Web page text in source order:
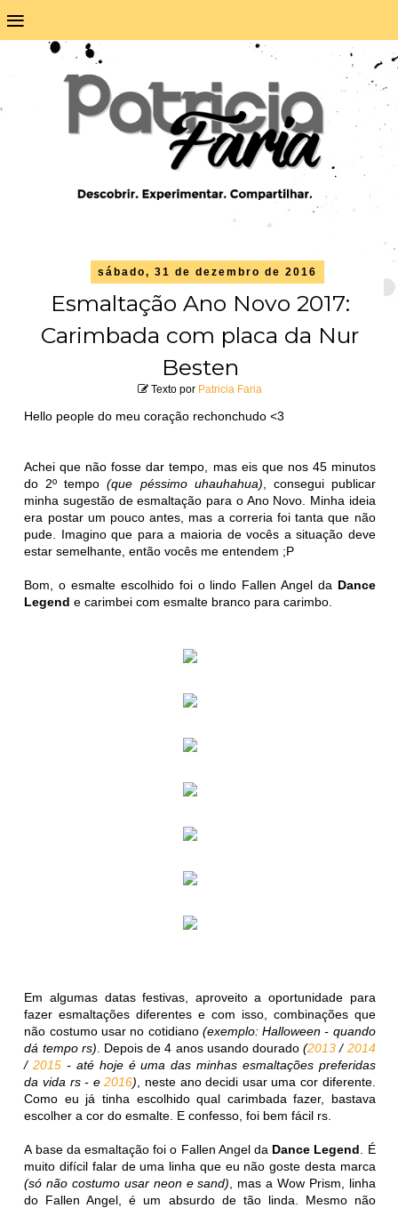
≡
sábado, 31 de dezembro de 2016
Esmaltação Ano Novo 2017:
Carimbada com placa da Nur
Besten
Texto por Patricia Faria
Hello people do meu coração rechonchudo <3
Achei que não fosse dar tempo, mas eis que nos 45 minutos
do 2º tempo(que péssimo uhauhahua) , consegui publicar
minha sugestão de esmaltação para o Ano Novo. Minha ideia
era postar um pouco antes, mas a correria foi tanta que não
pude. Imagino que para a maioria de vocês a situação deve
estar semelhante, então vocês me entendem ;P
Bom, o esmalte escolhido foi o lindo Fallen Angel da Dance
Legend e carimbei com esmalte branco para carimbo.
Em algumas datas festivas, aproveito a oportunidade para
fazer esmaltações diferentes e com isso, combinações que
não costumo usar no cotidiano(exemplo: Halloween - quando
dá tempo rs) . Depois de 4 anos usando dourado(2013/ 2014
/2015 - até hoje é uma das minhas esmaltações preferidas
da vida rs - e2016) , neste ano decidi usar uma cor diferente.
Como eu já tinha escolhido qual carimbada fazer, bastava
escolher a cor do esmalte. E confesso, foi bem fácil rs.
A base da esmaltação foi o Fallen Angel da Dance Legend . É
muito difícil falar de uma linha que eu não goste desta marca
(só não costumo usar neon e sand) , mas a Wow Prism, linha
do Fallen Angel, é um absurdo de tão linda. Mesmo não